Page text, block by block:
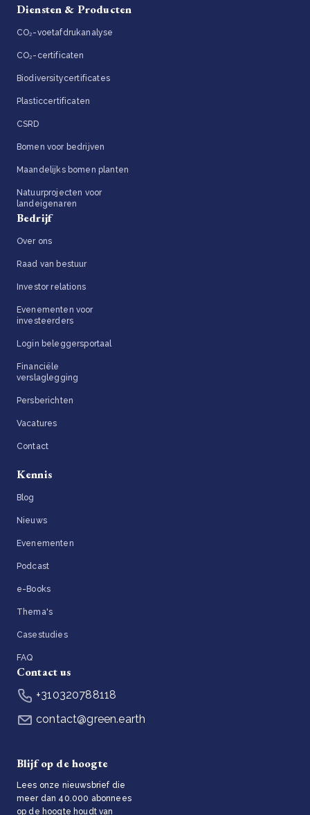
Diensten & Producten
CO₂-voetafdrukanalyse
CO₂-certificaten
Biodiversitycertificates
Plasticcertificaten
CSRD
Bomen voor bedrijven
Maandelijks bomen planten
Natuurprojecten voor
landeigenaren
Bedrijf
Over ons
Raad van bestuur
Investor relations
Evenementen voor
investeerders
Login beleggersportaal
Financiële
verslaglegging
Persberichten
Vacatures
Contact
Kennis
Blog
Nieuws
Evenementen
Podcast
e-Books
Thema's
Casestudies
FAQ
Contact us
+310320788118
contact@green.earth
Blijf op de hoogte
Lees onze nieuwsbrief die
meer dan 40.000 abonnees
op de hoogte houdt van